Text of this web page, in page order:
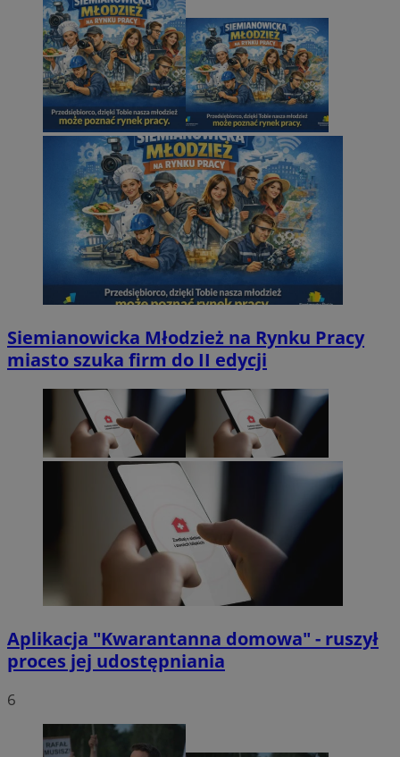
Siemianowicka Młodzież na Rynku Pracy
miasto szuka firm do II edycji
Aplikacja "Kwarantanna domowa" - ruszył
proces jej udostępniania
6